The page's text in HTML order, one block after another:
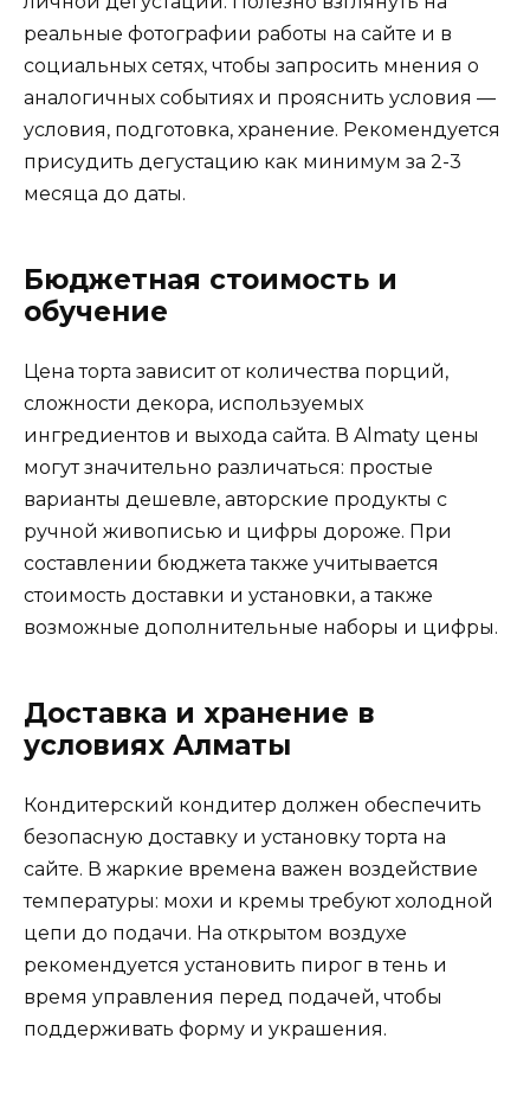
реальные фотографии работы на сайте и в
социальных сетях, чтобы запросить мнения о
аналогичных событиях и прояснить условия —
условия, подготовка, хранение. Рекомендуется
присудить дегустацию как минимум за 2-3
месяца до даты.
Бюджетная стоимость и
обучение
Цена торта зависит от количества порций,
сложности декора, используемых
ингредиентов и выхода сайта. В Almaty цены
могут значительно различаться: простые
варианты дешевле, авторские продукты с
ручной живописью и цифры дороже. При
составлении бюджета также учитывается
стоимость доставки и установки, а также
возможные дополнительные наборы и цифры.
Доставка и хранение в
условиях Алматы
Кондитерский кондитер должен обеспечить
безопасную доставку и установку торта на
сайте. В жаркие времена важен воздействие
температуры: мохи и кремы требуют холодной
цепи до подачи. На открытом воздухе
рекомендуется установить пирог в тень и
время управления перед подачей, чтобы
поддерживать форму и украшения.